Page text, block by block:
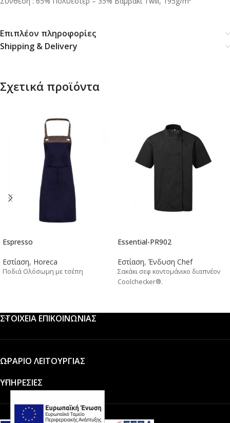
Επιπλέον πληροφορίες
Shipping & Delivery
Σχετικά προϊόντα
Espresso
Εστίαση, Horeca
Ποδιά Ολόσωμη με τσέπη
Essential-PR902
Εστίαση, Ένδυση Chef
Σακάκι σεφ κοντομάνικο διαπνέον
Coolchecker®.
ΣΤΟΙΧΕΙΑ ΕΠΙΚΟΙΝΩΝΙΑΣ
ΩΡΑΡΙΟ ΛΕΙΤΟΥΡΓΙΑΣ
ΥΠΗΡΕΣΙΕΣ